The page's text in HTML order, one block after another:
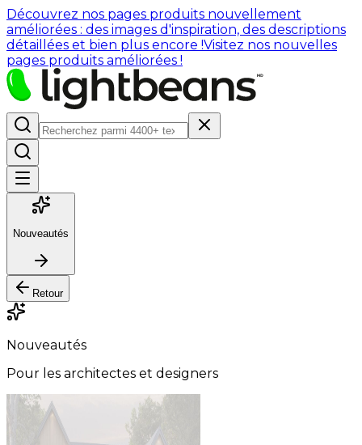
Découvrez nos pages produits nouvellement
améliorées : des images d'inspiration, des descriptions
détaillées et bien plus encore !Visitez nos nouvelles
pages produits améliorées !
Nouveautés
Retour
Nouveautés
Pour les architectes et designers